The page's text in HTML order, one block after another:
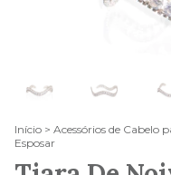
Início > Acessórios de Cabelo
Esposar